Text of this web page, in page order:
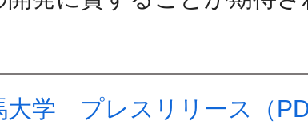
大学 プレスリリース（